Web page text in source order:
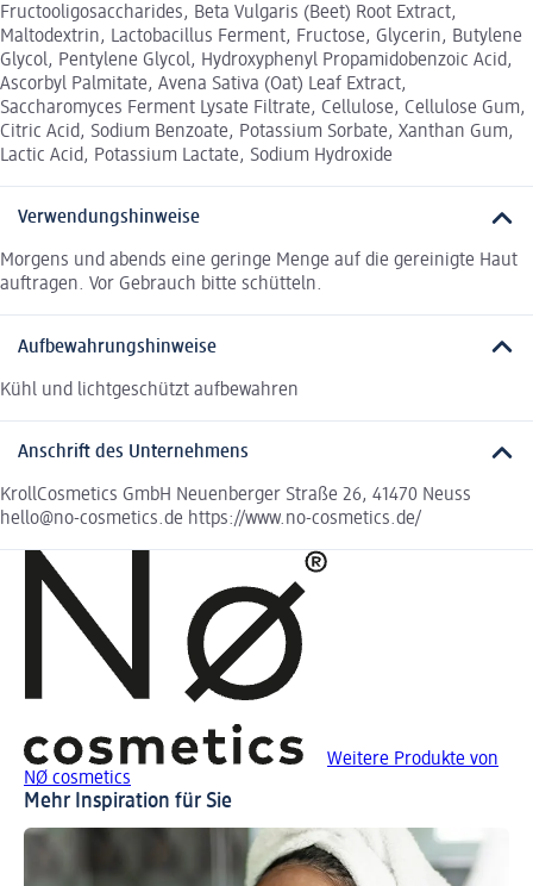
Fructooligosaccharides, Beta Vulgaris (Beet) Root Extract,
Maltodextrin, Lactobacillus Ferment, Fructose, Glycerin, Butylene
Glycol, Pentylene Glycol, Hydroxyphenyl Propamidobenzoic Acid,
Ascorbyl Palmitate, Avena Sativa (Oat) Leaf Extract,
Saccharomyces Ferment Lysate Filtrate, Cellulose, Cellulose Gum,
Citric Acid, Sodium Benzoate, Potassium Sorbate, Xanthan Gum,
Lactic Acid, Potassium Lactate, Sodium Hydroxide
Verwendungshinweise
Morgens und abends eine geringe Menge auf die gereinigte Haut
auftragen. Vor Gebrauch bitte schütteln.
Aufbewahrungshinweise
Kühl und lichtgeschützt aufbewahren
Anschrift des Unternehmens
KrollCosmetics GmbH Neuenberger Straße 26, 41470 Neuss
hello@no-cosmetics.de https://www.no-cosmetics.de/
Weitere Produkte von
NØ cosmetics
Mehr Inspiration für Sie